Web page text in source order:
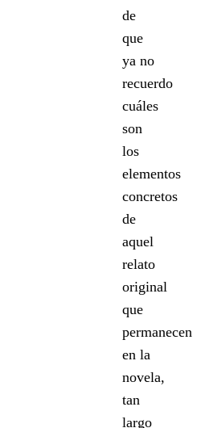
de
que
ya no
recuerdo
cuáles
son
los
elementos
concretos
de
aquel
relato
original
que
permanecen
en la
novela,
tan
largo